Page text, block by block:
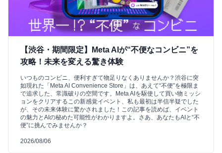
【渋谷・期間限定】Meta AIが“不便なコンビニ”を
攻略！未来を変える驚き体験
いつものコンビニ、便利すぎて物足りなくありませんか？渋谷に突
如現れた「Meta AI Convenience Store」は、あえて“不便”を極限ま
で追求した、常識破りの空間です。Meta AIを駆使して買い物ミッシ
ョンをクリアするこの新感覚イベント、私も最初は半信半疑でした
が、その未来体験に驚かされました！この記事を読めば、イベント
の魅力とAIの秘めた可能性がわかりますよ。さあ、あなたもAIと“不
便”に挑んでみませんか？
2026/08/06